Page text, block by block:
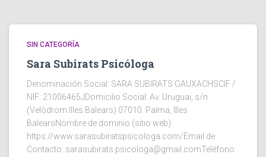
SIN CATEGORÍA
Sara Subirats Psicóloga
Denominación Social: SARA SUBIRATS GAUXACHSCIF /
NIF: 21006465JDomicilio Social: Av. Uruguai, s/n
(Velòdrom Illes Balears) 07010. Palma, Illes
BalearsNombre de dominio (sitio web):
https://www.sarasubiratspsicologa.com/Email de
Contacto: sarasubirats.psicologa@gmail.comTeléfono